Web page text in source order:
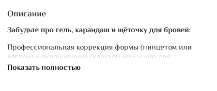
Описание
Забудьте про гель, карандаш и щёточку для бровей:
Профессиональная коррекция формы (пинцетом или
воском) и окрашивание (краской или хной) для
выразительного и аккуратного взгляда.
Показать полностью